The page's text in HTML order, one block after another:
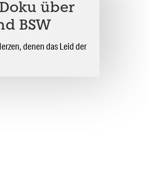
über
BSW
denen das Leid der